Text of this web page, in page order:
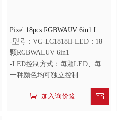
Pixel 18pcs RGBWAUV 6in1 LED
洗墙灯
-型号：VG-LC1818H-LED：18
颗RGBWALUV 6in1
-LED控制方式：每颗LED、每
一种颜色均可独立控制
-光输出：320W
-IP等级：IP65加入询价篮